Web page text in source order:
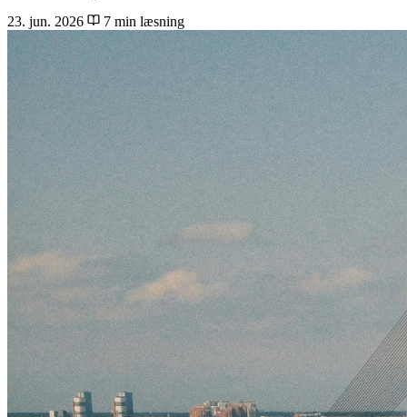
23. jun. 2026
7 min læsning